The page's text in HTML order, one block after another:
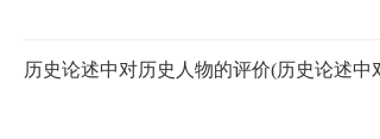
历史论述中对历史人物的评价(历史论述